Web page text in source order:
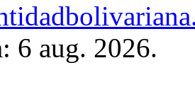
6 aug. 2026.